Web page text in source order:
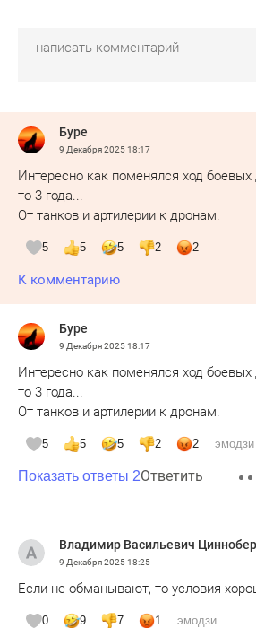
Буре
9 Декабря 202518:17
Интересно как поменялся ход боевых
то 3 года...
От танков и артилерии к дронам.
5 5 5 2 2
К комментарию
Буре
9 Декабря 202518:17
Интересно как поменялся ход боевых
то 3 года...
От танков и артилерии к дронам.
5 5 5 2 2 эмодзи
Показать ответы 2Ответить
Владимир Васильевич
9 Декабря 202518:25
Если не обманывают, то условия
0 9 7 1 эмодзи